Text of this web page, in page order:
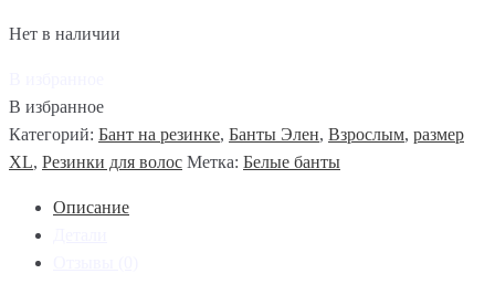
Нет в наличии
В избранное
Категорий: Бант на резинке, Банты Элен, Взрослым, размер
XL, Резинки для волос Метка: Белые банты
Описание